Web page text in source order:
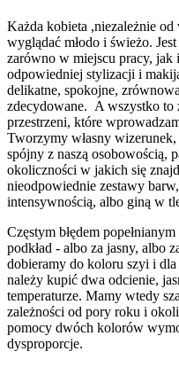
Każda kobieta ,niezależnie
wyglądać młodo i świeżo.
zarówno w miejscu pracy,
odpowiedniej stylizacji i
delikatne, spokojne,
zdecydowane. A wszystko to
przestrzeni, które
Tworzymy własny
spójny z naszą osobowością,
okoliczności w jakich się
nieodpowiednie zestawy
intensywnością, albo giną w
Częstym błędem
podkład - albo za jasny, albo
dobieramy do koloru szyi i
należy kupić dwa odcienie,
temperaturze. Mamy wtedy
zależności od pory roku i
pomocy dwóch kolorów
dysproporcje.